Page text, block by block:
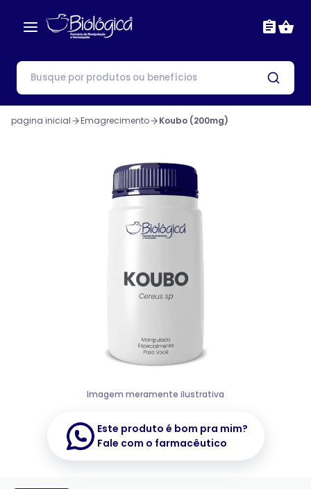
pagina inicial Emagrecimento Koubo (200mg)
Imagem meramente ilustrativa
Este produto é bom pra mim?
Fale com o farmacêutico